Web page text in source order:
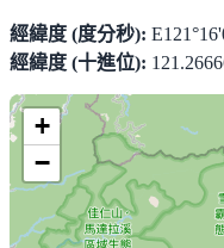
經緯度 (度分秒):
經緯度 (十進位):
+
−